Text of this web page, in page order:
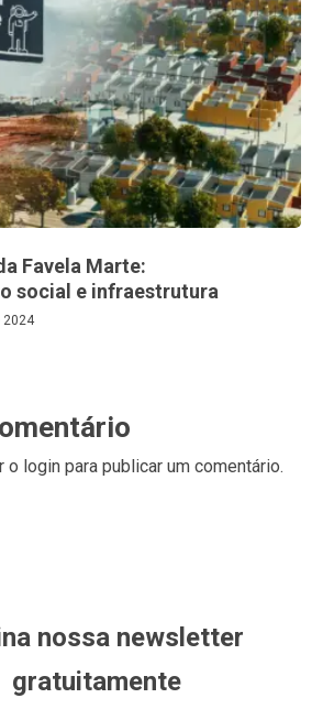
Favela Marte:
social e infraestrutura
2024
o login para publicar um comentário.
nossa newsletter
gratuitamente